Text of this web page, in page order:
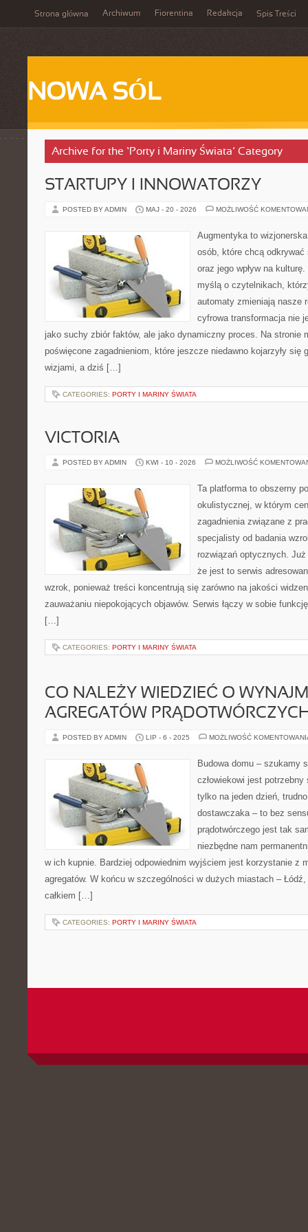
Strona główna Archiwum Fiorentina Redakcja Spis Treści
NOWA SÓL
Archive for the ‘Porty i Mariny Świata’ Category
STARTUPY I INNOWATORZY
POSTED BY ADMIN MAJ - 20 - 2026 MOŻLIWOŚĆ
Augmentyka to
osób, które chcą odkrywać
oraz jego wpływ na
myślą o czytelnikach,
automaty zmieniają nasze
cyfrowa transformacja nie
jako suchy zbiór faktów, ale jako dynamiczny proces. Na stronie
poświęcone zagadnieniom, które jeszcze niedawno kojarzyły się
wizjami, a dziś […]
CATEGORIES: PORTY I MARINY ŚWIATA
VICTORIA
POSTED BY ADMIN KWI - 10 - 2026 MOŻLIWOŚĆ
Ta platforma to obszerny
okulistycznej, w którym
zagadnienia związane z
specjalisty od badania
rozwiązań optycznych.
że jest to serwis
wzrok, ponieważ treści koncentrują się zarówno na jakości
zauważaniu niepokojących objawów. Serwis łączy w sobie
[…]
CATEGORIES: PORTY I MARINY ŚWIATA
CO NALEŻY WIEDZIEĆ O
AGREGATÓW
POSTED BY ADMIN LIP - 6 - 2025 MOŻLIWOŚĆ
Budowa domu – szukamy
człowiekowi jest
tylko na jeden dzień,
dostawczaka – to bez
prądotwórczego jest tak
niezbędne nam
w ich kupnie. Bardziej odpowiednim wyjściem jest korzystanie z
agregatów. W końcu w szczególności w dużych miastach –
całkiem […]
CATEGORIES: PORTY I MARINY ŚWIATA